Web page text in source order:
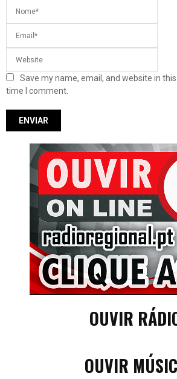
Save my name, email, and website in
time I comment.
OUVIR
OUVIR